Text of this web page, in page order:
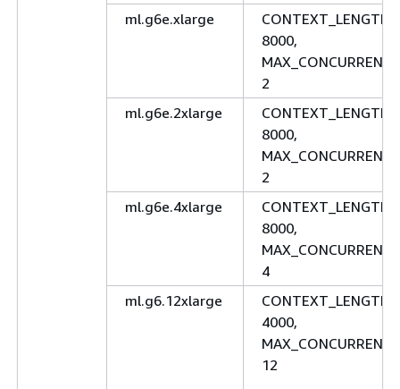
ml.g6e.xlarge
CONTEXT_LENGTH:
8000,
2
ml.g6e.2xlarge
CONTEXT_LENGTH:
8000,
2
ml.g6e.4xlarge
CONTEXT_LENGTH:
8000,
4
ml.g6.12xlarge
CONTEXT_LENGTH:
4000,
12